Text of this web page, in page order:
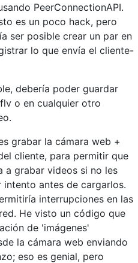
PeerConnectionAPI.
es un poco hack, pero
ser posible crear un par en
lo que envía el cliente-
debería poder guardar
o en cualquier otro
grabar la cámara web +
cliente, para permitir que
a grabar videos si no les
intento antes de cargarlos.
interrupciones en las
He visto un código que
de 'imágenes'
la cámara web enviando
eso es genial, pero